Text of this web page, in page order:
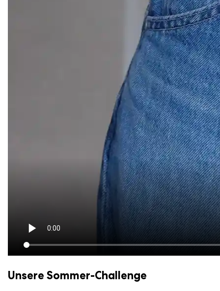
Unsere Sommer-Challenge